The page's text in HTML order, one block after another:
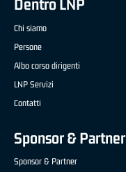
Dentro LNP
Chi siamo
Persone
Albo corso dirigenti
LNP Servizi
Contatti
Sponsor & Partner
Sponsor & Partner